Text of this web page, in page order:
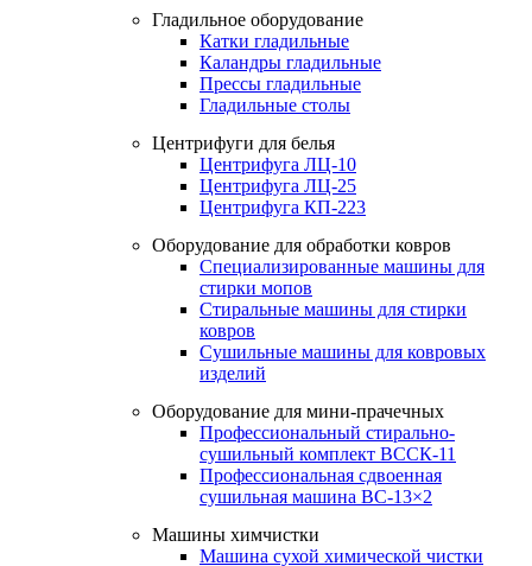
Гладильное оборудование
Катки гладильные
Каландры гладильные
Прессы гладильные
Гладильные столы
Центрифуги для белья
Центрифуга ЛЦ-10
Центрифуга ЛЦ-25
Центрифуга КП-223
Оборудование для обработки ковров
Специализированные машины для
стирки мопов
Стиральные машины для стирки
ковров
Сушильные машины для ковровых
изделий
Оборудование для мини-прачечных
Профессиональный стирально-
сушильный комплект ВССК-11
Профессиональная сдвоенная
сушильная машина ВС-13×2
Машины химчистки
Машина сухой химической чистки